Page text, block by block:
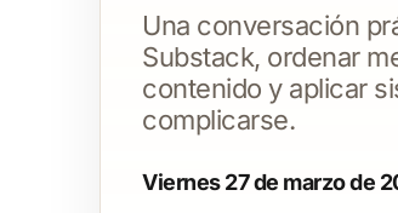
Una conversación
Substack, ordenar
contenido y aplicar
complicarse.
Viernes 27 de marzo de